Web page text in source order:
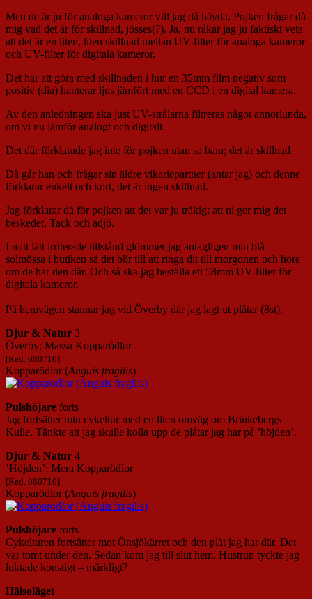
Men de är ju för analoga kameror vill jag då hävda. Pojken frågar då
mig vad det är för skillnad, jösses(?). Ja, nu råkar jag ju faktiskt veta
att det är en liten, liten skillnad mellan UV-filter för analoga kameror
och UV-filter för digitala kameror.
Det har att göra med skillnaden i hur en 35mm film negativ som
positiv (dia) hanterar ljus jämfört med en CCD i en digital kamera.
Av den anledningen ska just UV-strålarna filtreras något annorlunda,
om vi nu jämför analogt och digitalt.
Det där förklarade jag inte för pojken utan sa bara; det är skillnad.
Då går han och frågar sin äldre vikariepartner (antar jag) och denne
förklarar enkelt och kort, det är ingen skillnad.
Jag förklarar då för pojken att det var ju tråkigt att ni ger mig det
beskedet. Tack och adjö.
I mitt lätt irriterade tillstånd glömmer jag antagligen min blå
solmössa i butiken så det blir till att ringa dit till morgonen och höra
om de har den där. Och så ska jag beställa ett 58mm UV-filter för
digitala kameror.
På hemvägen stannar jag vid Överby där jag lagt ut plåtar (8st).
Djur & Natur 3
Överby; Massa Kopparödlor
[Red. 080710]
Kopparödlor (Anguis fragilis)
Pulshöjare forts
Jag fortsätter min cykeltur med en liten omväg om Brinkebergs
Kulle. Tänkte att jag skulle kolla upp de plåtar jag har på ’höjden’.
Djur & Natur 4
’Höjden’; Mera Kopparödlor
[Red. 080710]
Kopparödlor (Anguis fragilis)
Pulshöjare forts
Cykelturen fortsätter mot Önsjökärret och den plåt jag har där. Det
var tomt under den. Sedan kom jag till slut hem. Hustrun tyckte jag
luktade konstigt – märkligt?
Hälsoläget